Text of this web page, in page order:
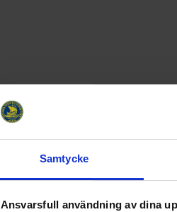
Samtycke
Ansvarsfull användning av dina